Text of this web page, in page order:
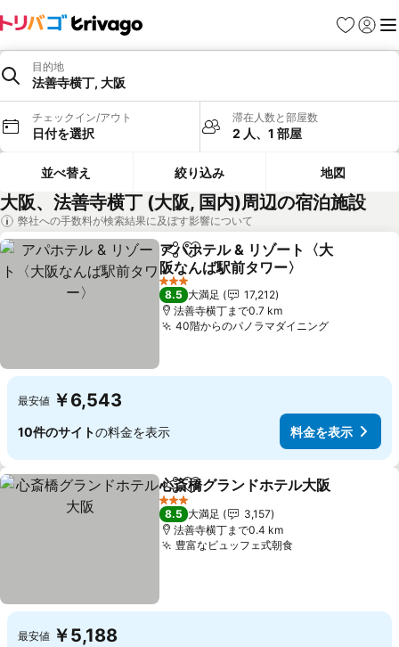
お気に入り
ログイ
メ
目的地
法善寺横丁, 大阪
チェックイン/アウト
日付を選択
滞在人数と部屋数
2 人、1 部屋
並べ替え 絞り込み 地図
大阪、法善寺横丁 (大阪, 国内)周辺の宿泊施設
弊社への手数料が検索結果に及ぼす影響について
シェアお気に入りに追加
アパホテル & リゾート〈大
阪なんば駅前タワー〉
料金を表示
3 ホテルのランク
8.5 大満足
17,212
法善寺横丁まで0.7 km
40階からのパノラマダイニング
最安値 ￥6,543
10件のサイトの料金を表示 料金を表示
シェアお気に入りに追加
心斎橋グランドホテル大阪
3 ホテルのランク
8.5 大満足
3,157
法善寺横丁まで0.4 km
豊富なビュッフェ式朝食料金を表示
最安値 ￥5,188